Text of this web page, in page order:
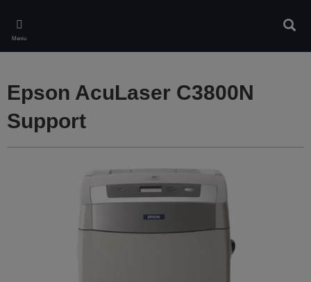
main
content
Meniu
Epson AcuLaser C3800N
Support